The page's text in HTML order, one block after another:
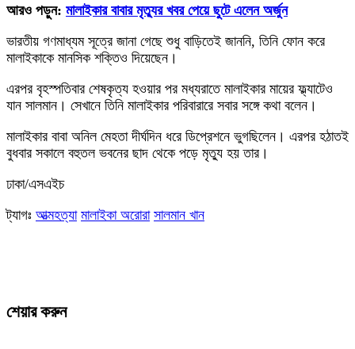
আরও পড়ুন: মালাইকার বাবার মৃত্যুর খবর পেয়ে ছুটে এলেন অর্জুন
ভারতীয় গণমাধ্যম সূত্রে জানা গেছে শুধু বাড়িতেই জাননি, তিনি ফোন করে
মালাইকাকে মানসিক শক্তিও দিয়েছেন।
এরপর বৃহস্পতিবার শেষকৃত্য হওয়ার পর মধ্যরাতে মালাইকার মায়ের ফ্ল্যাটেও
যান সালমান। সেখানে তিনি মালাইকার পরিবারারে সবার সঙ্গে কথা বলেন।
মালাইকার বাবা অনিল মেহতা দীর্ঘদিন ধরে ডিপ্রেশনে ভুগছিলেন। এরপর হঠাতই
বুধবার সকালে বহুতল ভবনের ছাদ থেকে পড়ে মৃত্যু হয় তার।
ঢাকা/এসএইচ
ট্যাগঃ আত্মহত্যা মালাইকা অরোরা সালমান খান
শেয়ার করুন